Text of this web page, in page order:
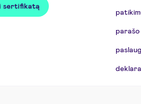
sertifikatą